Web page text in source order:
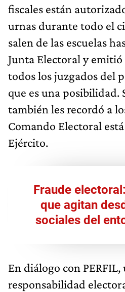
fiscales están
urnas durante todo el
salen de las escuelas
Junta Electoral y
todos los juzgados del
que es una posibilidad.
también les recordó a
Comando Electoral
Ejército.
Fraude
que agitan
sociales del
En diálogo con
responsabilidad